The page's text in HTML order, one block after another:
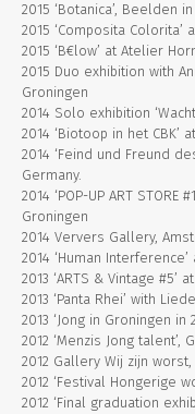
2015 ‘Botanica’, Beelden
2015 ‘Composita Colorita’
2015 ‘B€low’ at Atelier
2015 Duo exhibition with
Groningen
2014 Solo exhibition
2014 ‘Biotoop in het CBK’
2014 ‘Feind und Freund
Germany.
2014 ‘POP-UP ART STORE
Groningen
2014 Ververs Gallery,
2014 ‘Human
2013 ‘ARTS & Vintage
2013 ‘Panta Rhei’ with
2013 ‘Jong in Groningen in
2012 ‘Menzis Jong talent’,
2012 Gallery Wij zijn
2012 ‘Festival Hongerige
2012 ‘Final graduation